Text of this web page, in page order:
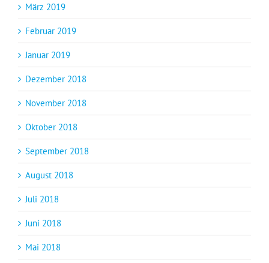
März 2019
Februar 2019
Januar 2019
Dezember 2018
November 2018
Oktober 2018
September 2018
August 2018
Juli 2018
Juni 2018
Mai 2018